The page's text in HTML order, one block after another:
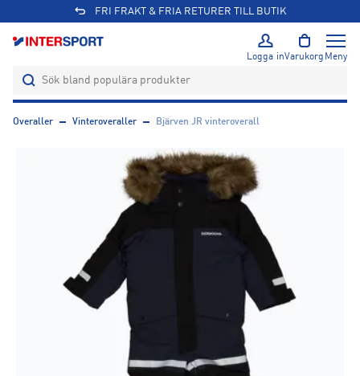
FRI FRAKT & FRIA RETURER TILL BUTIK
Logga inVarukorg Meny
Overaller Vinteroveraller Bjärven JR vinteroverall